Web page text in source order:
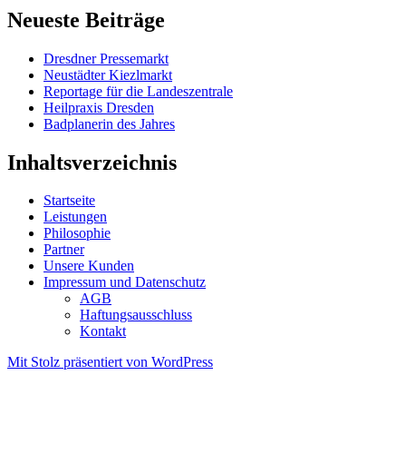
Neueste Beiträge
Dresdner Pressemarkt
Neustädter Kiezlmarkt
Reportage für die Landeszentrale
Heilpraxis Dresden
Badplanerin des Jahres
Inhaltsverzeichnis
Startseite
Leistungen
Philosophie
Partner
Unsere Kunden
Impressum und Datenschutz
AGB
Haftungsausschluss
Kontakt
Mit Stolz präsentiert von WordPress